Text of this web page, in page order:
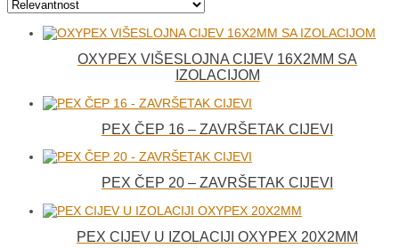
OXYPEX VIŠESLOJNA CIJEV 16X2MM SA
IZOLACIJOM
PEX ČEP 16 – ZAVRŠETAK CIJEVI
PEX ČEP 20 – ZAVRŠETAK CIJEVI
PEX CIJEV U IZOLACIJI OXYPEX 20X2MM